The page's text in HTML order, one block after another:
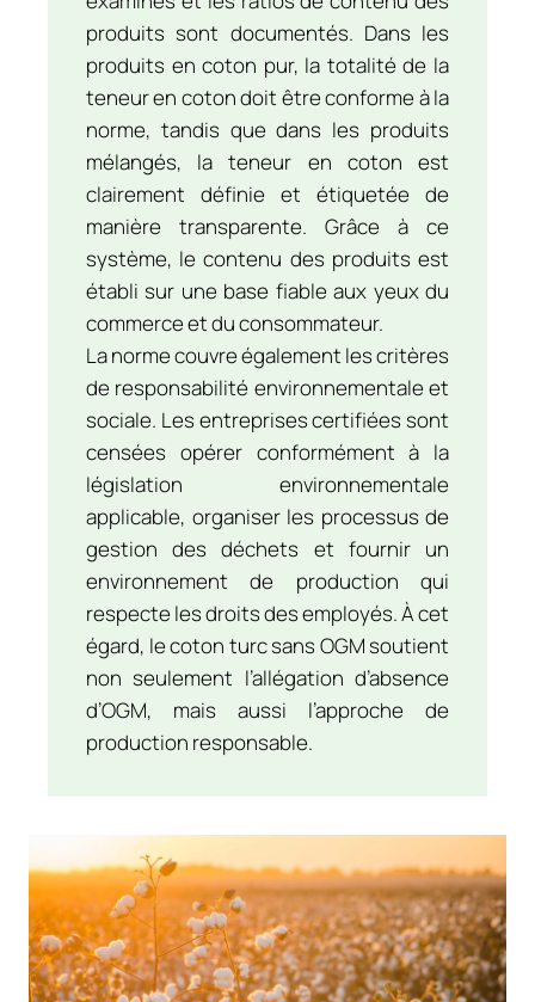
produits sont documentés. Dans les
produits en coton pur, la totalité de la
teneur en coton doit être conforme à la
norme, tandis que dans les produits
mélangés, la teneur en coton est
clairement définie et étiquetée de
manière transparente. Grâce à ce
système, le contenu des produits est
établi sur une base fiable aux yeux du
commerce et du consommateur.
La norme couvre également les critères
de responsabilité environnementale et
sociale. Les entreprises certifiées sont
censées opérer conformément à la
législation environnementale
applicable, organiser les processus de
gestion des déchets et fournir un
environnement de production qui
respecte les droits des employés. À cet
égard, le coton turc sans OGM soutient
non seulement l’allégation d’absence
d’OGM, mais aussi l’approche de
production responsable.